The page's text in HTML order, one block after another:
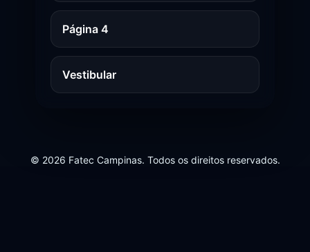
Página 4
Vestibular
© 2026 Fatec Campinas. Todos os direitos reservados.